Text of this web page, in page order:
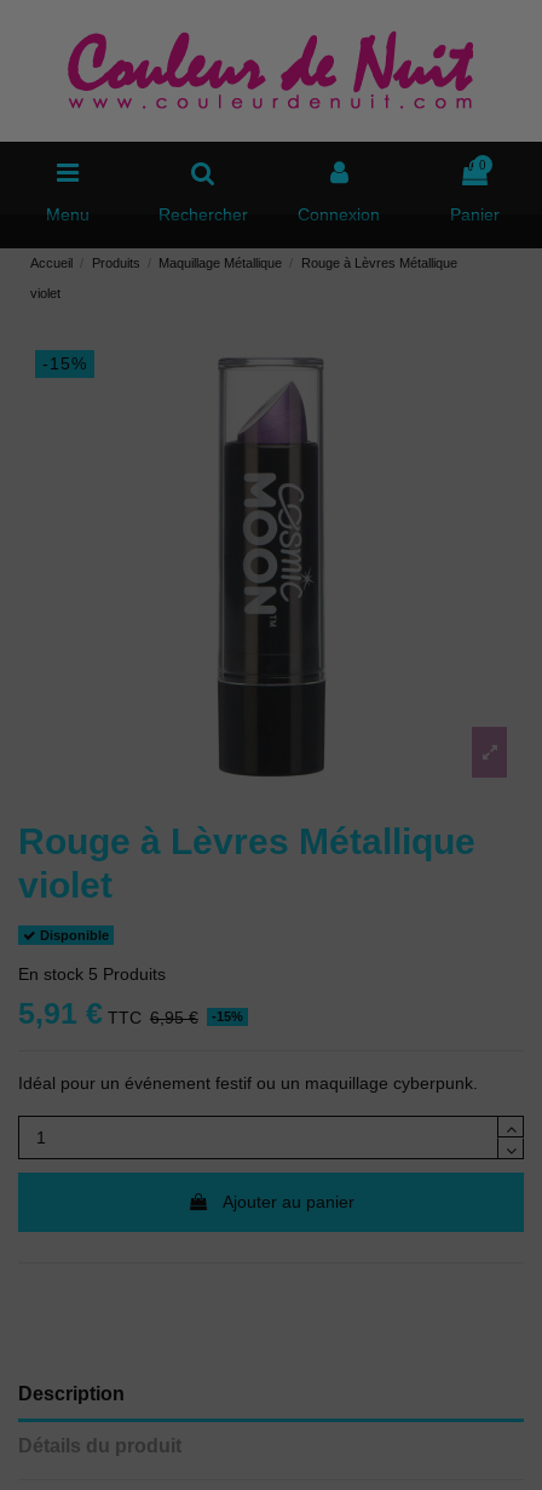
Menu Rechercher Connexion
0
Panier
Accueil Produits Maquillage Métallique Rouge à Lèvres Métallique
violet
-15%
Rouge à Lèvres Métallique
violet
Disponible
En stock 5 Produits
5,91 € TTC 6,95 € -15%
Idéal pour un événement festif ou un maquillage cyberpunk.
Ajouter au panier
Description
Détails du produit